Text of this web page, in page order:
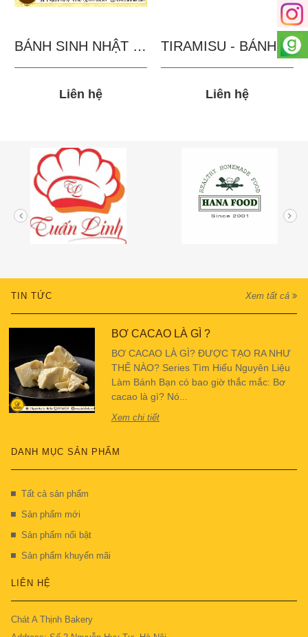
BÁNH SINH NHẬT IN...
Liên hệ
TIRAMISU - BÁNH TẶNG...
Liên hệ
TIN TỨC Xem tất cả
BƠ CACAO LÀ GÌ ?
BƠ CACAO LÀ GÌ? ĐƯỢC TẠO RA NHƯ
THẾ NÀO? Series Tìm Hiểu Nguyên Liệu
Làm Bánh Bạn có bao giờ thắc mắc: Bơ
cacao là gì? Nó...
Xem chi tiết
DANH MỤC SẢN PHẨM
Tất cả sản phẩm
Sản phẩm mới
Sản phẩm nổi bật
Sản phẩm khuyến mãi
LIÊN HỆ
Chát A Thịnh Bakery